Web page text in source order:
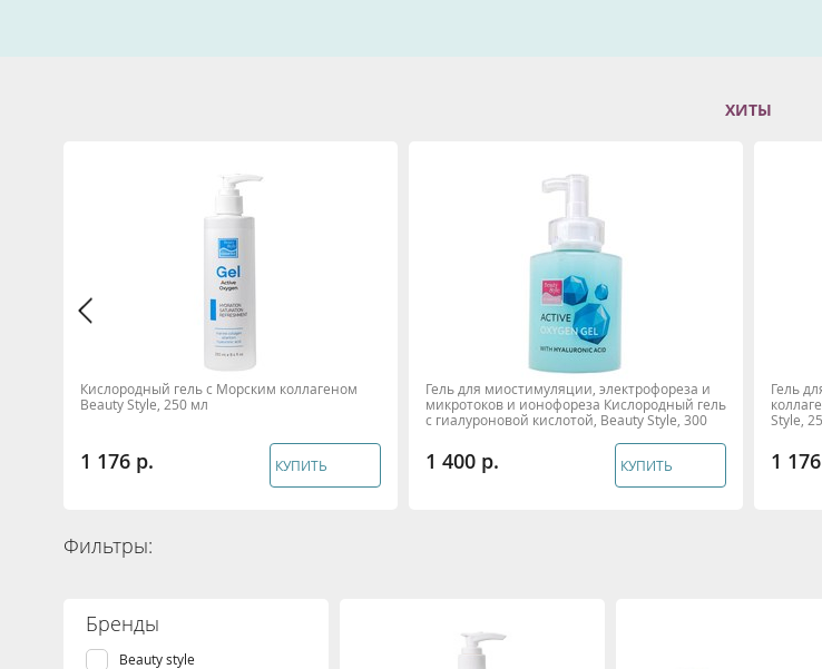
ХИТЫ
Кислородный гель с Морским коллагеном
Beauty Style, 250 мл
1 176 КУПИТЬ
Гель для миостимуляции, электрофореза и
микротоков и ионофореза Кислородный гель
с гиалуроновой кислотой, Beauty Style, 300
1 400 КУПИТЬ
Гель
Style,
1 176
Фильтры:
Бренды
Beauty style